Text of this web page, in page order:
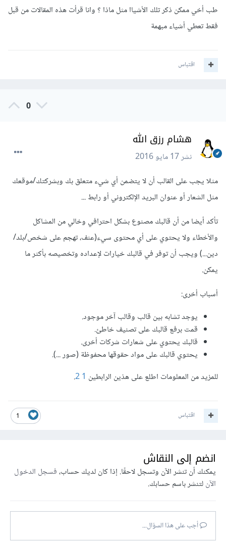
طب أخي ممكن ذكر تلك الأشياا مثل ماذا ؟ وانا قرأت هذه المقالات من قبل
فقط تعطي أشياء مبهمة
اقتباس
0
هشام رزق الله
نشر17 مايو 2016
مثلا يجب على القالب أن لا يتضمن أي شيء متعلق بك وبشركتك/موقعك
مثل الشعار أو عنوان البريد الإلكتروني أو رابط ...
تأكد أيضا من أن قالبك مصنوع بشكل احترافي وخالي من المشاكل
والأخطاء ولا يحتوي على أي محتوى سيء(عنف، تهجم على شخص/بلد/
دين...) ويجب أن توفر في قالبك خيارات لإعداده وتخصيصه بأكثر ما
يمكن.
أسباب أخرى:
يوجد تشابه بين قالب وقالب آخر موجود.
قمت برفع قالبك على تصنيف خاطئ.
قالبك يحتوي على شعارات شركات أخرى.
يحتوي قالبك على مواد حقوقها محفوظة (صور ...).
للمزيد من المعلومات اطلع على هذين الرابطين 1
2
.
1 اقتباس
انضم إلى النقاش
يمكنك أن تنشر الآن وتسجل لاحقًا. إذا كان لديك حساب،فسجل الدخول
الآنلتنشر باسم حسابك.
أجب على هذا السؤال...